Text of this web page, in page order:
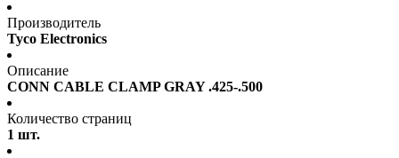
Производитель
Tyco Electronics
Описание
CONN CABLE CLAMP GRAY .425-.500
Количество страниц
1 шт.